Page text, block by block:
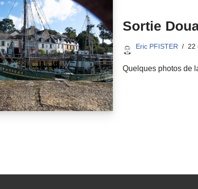
Sortie
Eric PFISTER 22
Quelques photos de